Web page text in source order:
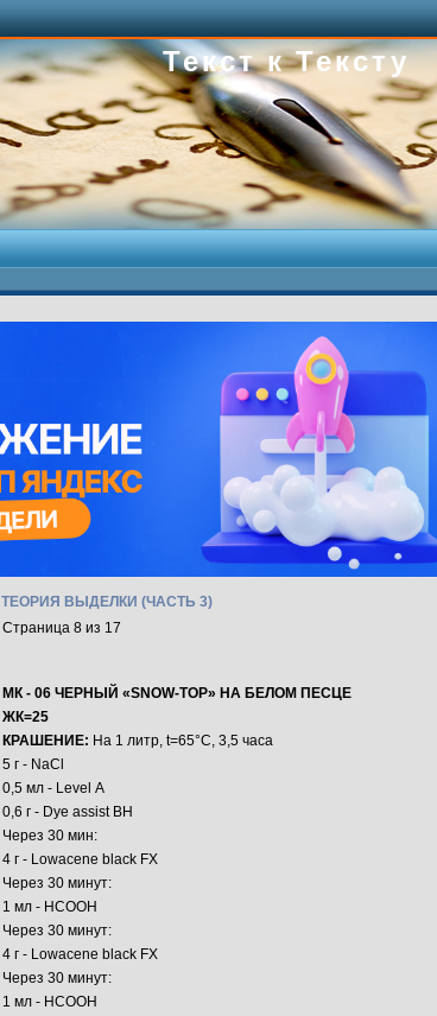
Текст к Тексту
ТЕОРИЯ ВЫДЕЛКИ (ЧАСТЬ 3)
Страница 8 из 17
МК - 06 ЧЕРНЫЙ «SNOW-TOP» НА БЕЛОМ ПЕСЦЕ
ЖК=25
КРАШЕНИЕ: На 1 литр, t=65°C, 3,5 часа
5 г - NaCl
0,5 мл - Level А
0,6 г - Dye assist BH
Через 30 мин:
4 г - Lowacene black FX
Через 30 минут:
1 мл - НСООН
Через 30 минут:
4 г - Lowacene black FX
Через 30 минут:
1 мл - НСООН